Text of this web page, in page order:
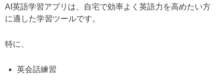
AI英語学習アプリは、自宅で効率よく英語力を高めたい方
に適した学習ツールです。
特に、
英会話練習